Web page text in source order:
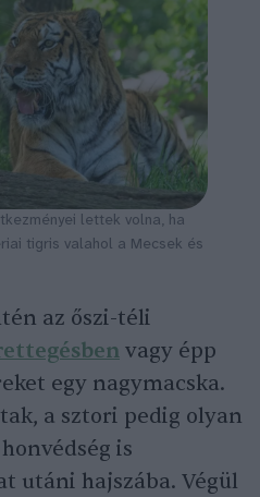
lettek volna, ha
tigris valahol a Mecsek és
az őszi-téli
vagy épp
egy nagymacska.
a sztori pedig olyan
is
utáni hajszába. Végül